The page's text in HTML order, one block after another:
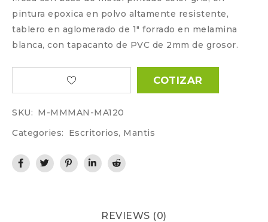
pintura epoxica en polvo altamente resistente,
tablero en aglomerado de 1″ forrado en melamina
blanca, con tapacanto de PVC de 2mm de grosor.
COTIZAR
SKU: M-MMMAN-MA120
Categories:
Escritorios, Mantis
REVIEWS (0)